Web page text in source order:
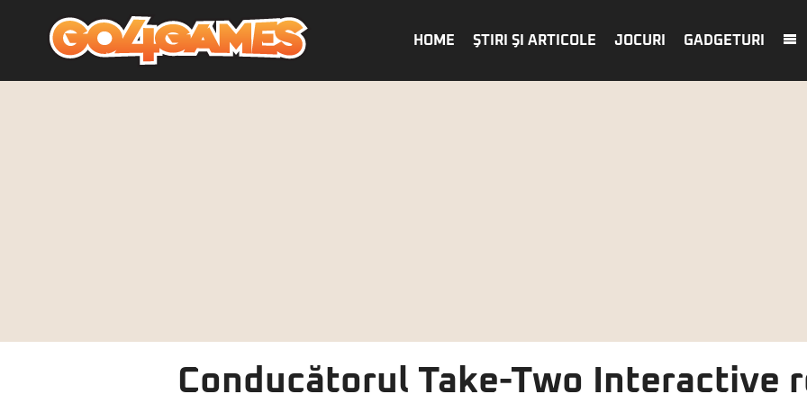
HOME ŞTIRI ŞI ARTICOLE JOCURI GADGETURI
Conducătorul Take-Two Interactive